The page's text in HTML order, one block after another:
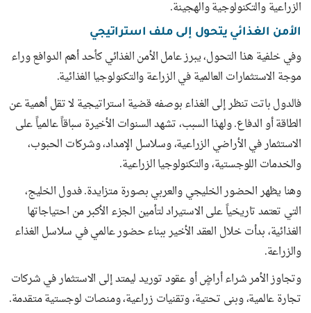
الزراعية والتكنولوجية والهجينة.
الأمن الغذائي يتحول إلى ملف استراتيجي
وفي خلفية هذا التحول، يبرز عامل الأمن الغذائي كأحد أهم الدوافع وراء
موجة الاستثمارات العالمية في الزراعة والتكنولوجيا الغذائية.
فالدول باتت تنظر إلى الغذاء بوصفه قضية استراتيجية لا تقل أهمية عن
الطاقة أو الدفاع. ولهذا السبب، تشهد السنوات الأخيرة سباقاً عالمياً على
الاستثمار في الأراضي الزراعية، وسلاسل الإمداد، وشركات الحبوب،
والخدمات اللوجستية، والتكنولوجيا الزراعية.
وهنا يظهر الحضور الخليجي والعربي بصورة متزايدة. فدول الخليج،
التي تعتمد تاريخياً على الاستيراد لتأمين الجزء الأكبر من احتياجاتها
الغذائية، بدأت خلال العقد الأخير ببناء حضور عالمي في سلاسل الغذاء
والزراعة.
وتجاوز الأمر شراء أراضٍ أو عقود توريد ليمتد إلى الاستثمار في شركات
تجارة عالمية، وبنى تحتية، وتقنيات زراعية، ومنصات لوجستية متقدمة.